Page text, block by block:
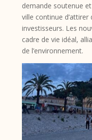
demande soutenue
ville continue
investisseurs. Les
cadre de vie idéal,
de l’environnement.